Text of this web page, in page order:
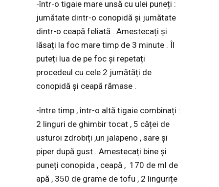
-într-o tigaie mare unsă cu ulei puneți :
jumătate dintr-o conopidă și jumătate
dintr-o ceapă feliată . Amestecați și
lăsați la foc mare timp de 3 minute . Îl
puteți lua de pe foc și repetați
procedeul cu cele 2 jumătăți de
conopidă și ceapă rămase .
-între timp , într-o altă tigaie combinați :
2 linguri de ghimbir tocat , 5 căței de
usturoi zdrobiți ,un jalapeno , sare și
piper după gust . Amestecați bine și
puneți conopida , ceapă , 170 de ml de
apă , 350 de grame de tofu , 2 lingurițe